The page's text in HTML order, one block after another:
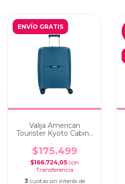
ENVÍO GRATIS
Valija American
Tourister Kyoto Cabina
$175.499
$166.724,05 con
3 cuotas sin interés de